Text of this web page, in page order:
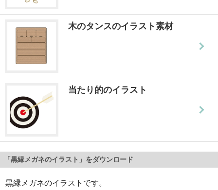
木のタンスのイラスト素材
当たり的のイラスト
「黒縁メガネのイラスト」をダウンロード
黒縁メガネのイラストです。